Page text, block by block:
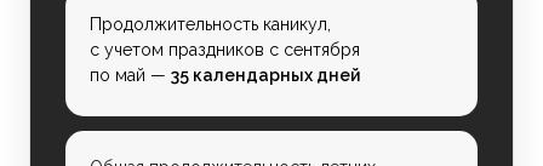
Продолжительность каникул,
с учетом праздников с сентября
по май — 35 календарных дней